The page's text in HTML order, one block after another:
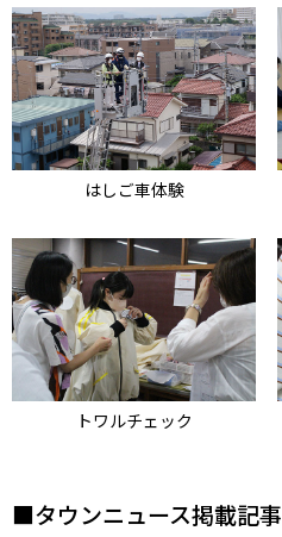
はしご車体験
トワルチェック
■タウンニュース掲載記事